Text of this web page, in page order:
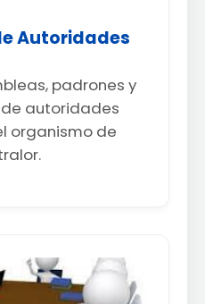
Autoridades
padrones y
autoridades
organismo de